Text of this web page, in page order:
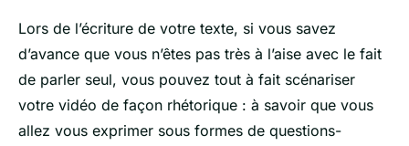
Lors de l’écriture de votre texte, si vous savez
d’avance que vous n’êtes pas très à l’aise avec le fait
de parler seul, vous pouvez tout à fait scénariser
votre vidéo de façon rhétorique : à savoir que vous
allez vous exprimer sous formes de questions-